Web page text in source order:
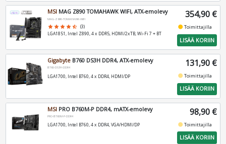
MSI MAG Z890 TOMAHAWK WIFI, ATX-emolevy
MAG-Z890-TOMAHAWK-WIFI
star star star star star_half (3)
LGA1851, Intel Z890, 4 x DDR5, HDMI/2xTB, Wi-Fi 7 + BT
354,90 €
fiber_manual_recordToimittajilla
LISÄÄ KORIIN
Gigabyte B760 DS3H DDR4, ATX-emolevy
B760-DS3H-DDR4
LGA1700, Intel B760, 4 x DDR4, HDMI/DP
131,90 €
fiber_manual_recordToimittajilla
LISÄÄ KORIIN
MSI PRO B760M-P DDR4, mATX-emolevy
PRO-B760M-P-DDR4
LGA1700, Intel B760, 4 x DDR4, VGA/HDMI/DP
98,90 €
fiber_manual_recordToimittajilla
LISÄÄ KORIIN